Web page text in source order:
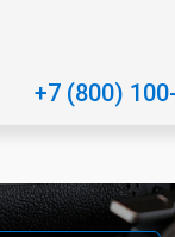
+7 (800)